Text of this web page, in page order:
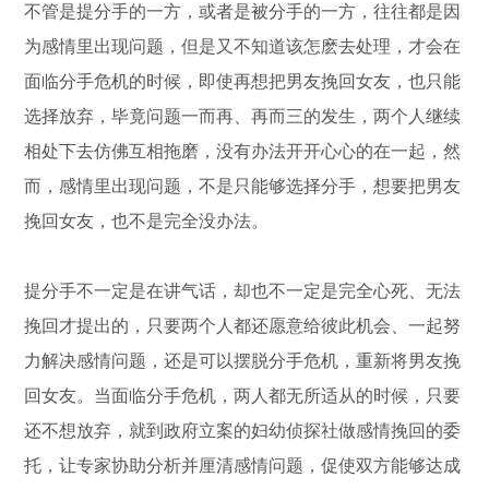
不管是提分手的一方，或者是被分手的一方，往往都是因
为感情里出现问题，但是又不知道该怎麽去处理，才会在
面临分手危机的时候，即使再想把男友挽回女友，也只能
选择放弃，毕竟问题一而再、再而三的发生，两个人继续
相处下去仿佛互相拖磨，没有办法开开心心的在一起，然
而，感情里出现问题，不是只能够选择分手，想要把男友
挽回女友，也不是完全没办法。
提分手不一定是在讲气话，却也不一定是完全心死、无法
挽回才提出的，只要两个人都还愿意给彼此机会、一起努
力解决感情问题，还是可以摆脱分手危机，重新将男友挽
回女友。当面临分手危机，两人都无所适从的时候，只要
还不想放弃，就到政府立案的妇幼侦探社做感情挽回的委
托，让专家协助分析并厘清感情问题，促使双方能够达成